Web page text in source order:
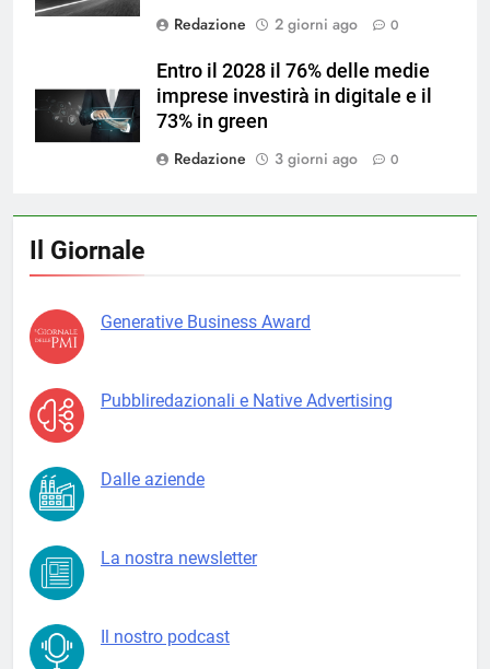
Redazione
2 giorni ago 0
Entro il 2028 il 76% delle medie
imprese investirà in digitale e il
73% in green
Redazione
3 giorni ago 0
Il Giornale
Generative Business Award
Pubbliredazionali e Native Advertising
Dalle aziende
La nostra newsletter
Il nostro podcast